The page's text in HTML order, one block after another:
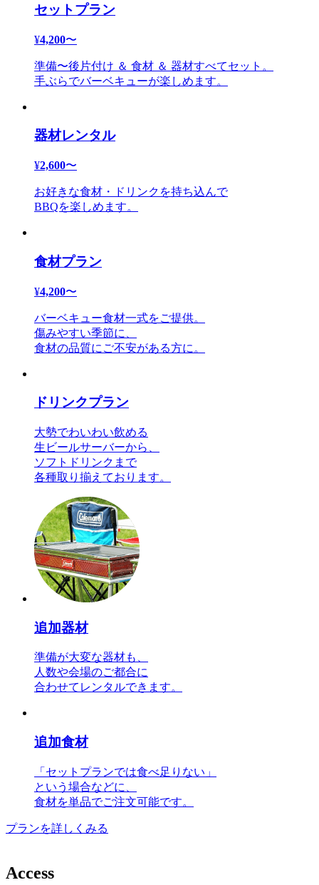
セットプラン
¥4,200〜
準備〜後片付け ＆ 食材 ＆ 器材すべてセット。
手ぶらでバーベキューが楽しめます。
器材レンタル
¥2,600〜
お好きな食材・ドリンクを持ち込んで
BBQを楽しめます。
食材プラン
¥4,200〜
バーベキュー食材一式をご提供。
傷みやすい季節に、
食材の品質にご不安がある方に。
ドリンクプラン
大勢でわいわい飲める
生ビールサーバーから、
ソフトドリンクまで
各種取り揃えております。
追加器材
準備が大変な器材も、
人数や会場のご都合に
合わせてレンタルできます。
追加食材
「セットプランでは食べ足りない」
という場合などに、
食材を単品でご注文可能です。
プランを詳しくみる
Access